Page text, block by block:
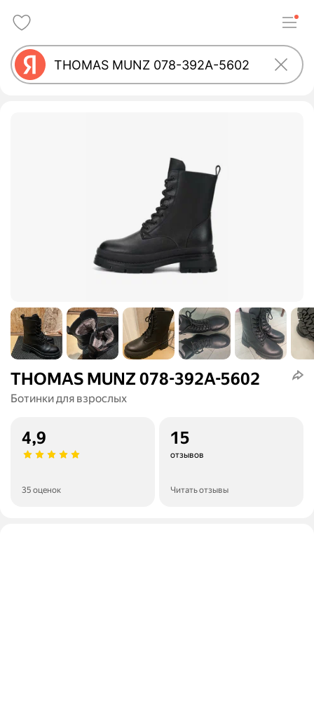
THOMAS MUNZ 078-392A-5602
Ботинки для взрослых
4,9
35 оценок
15
отзывов
Читать отзывы